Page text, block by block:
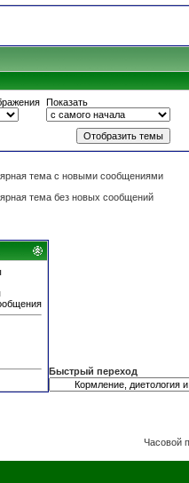
Показать
тема с новыми сообщениями
тема без новых сообщений
Быстрый переход
Часовой